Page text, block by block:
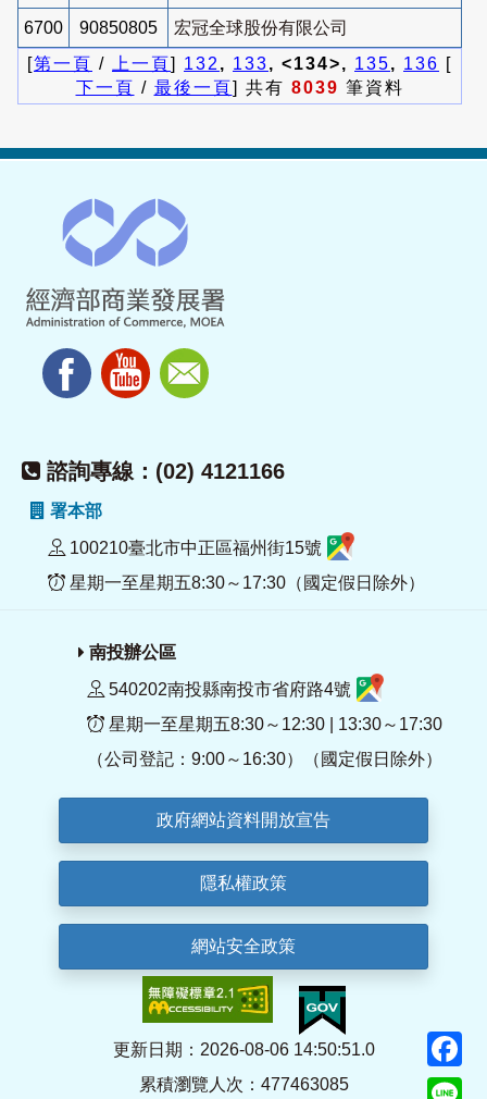
6700 90850805
宏冠全球股份有限公司
[第一頁 / 上一頁] 132 , 133, <134>, 135, 136 [
下一頁 / 最後一頁] 共有 8039 筆資料
諮詢專線：(02) 4121166
署本部
100210臺北市中正區福州街15號
星期一至星期五8:30～17:30（國定假日除外）
南投辦公區
540202南投縣南投市省府路4號
星期一至星期五8:30～12:30 | 13:30～17:30
（公司登記：9:00～16:30）（國定假日除外）
政府網站資料開放宣告
隱私權政策
網站安全政策
更新日期：2026-08-06 14:50:51.0
累積瀏覽人次：477463085